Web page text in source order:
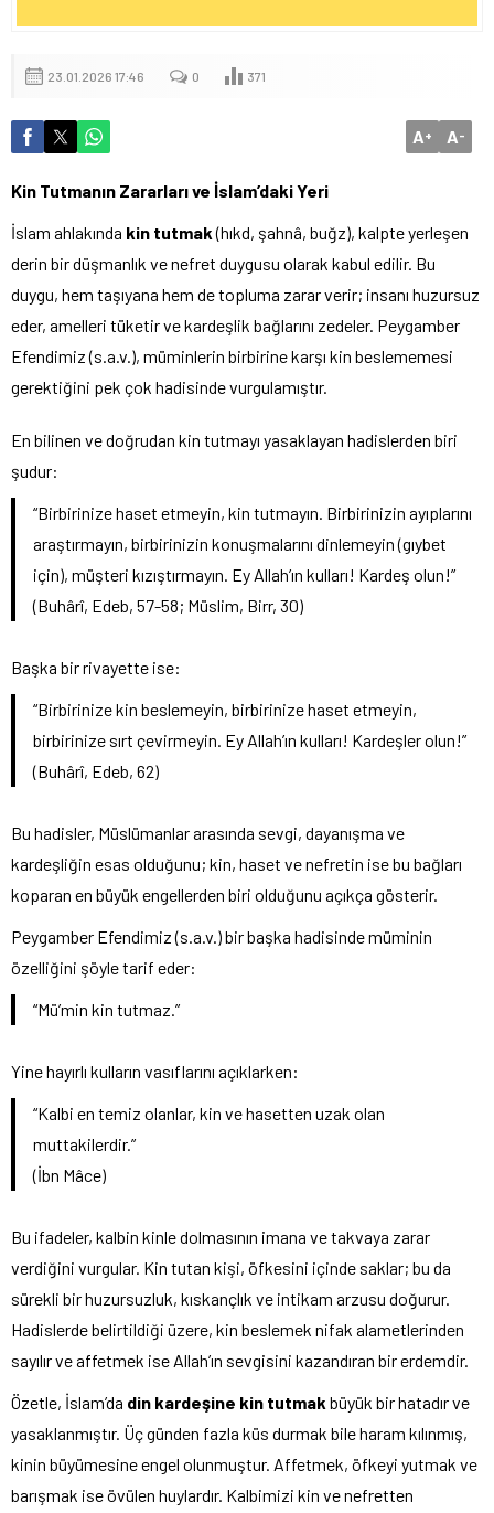
23.01.2026 17:46 0 371
A+ A-
Kin Tutmanın Zararları ve İslam’daki Yeri
İslam ahlakında kin tutmak(hıkd, şahnâ, buğz), kalpte yerleşen
derin bir düşmanlık ve nefret duygusu olarak kabul edilir. Bu
duygu, hem taşıyana hem de topluma zarar verir; insanı huzursuz
eder, amelleri tüketir ve kardeşlik bağlarını zedeler. Peygamber
Efendimiz (s.a.v.), müminlerin birbirine karşı kin beslememesi
gerektiğini pek çok hadisinde vurgulamıştır.
En bilinen ve doğrudan kin tutmayı yasaklayan hadislerden biri
şudur:
“Birbirinize haset etmeyin, kin tutmayın. Birbirinizin ayıplarını
araştırmayın, birbirinizin konuşmalarını dinlemeyin (gıybet
için), müşteri kızıştırmayın. Ey Allah’ın kulları! Kardeş olun!”
(Buhârî, Edeb, 57-58; Müslim, Birr, 30)
Başka bir rivayette ise:
“Birbirinize kin beslemeyin, birbirinize haset etmeyin,
birbirinize sırt çevirmeyin. Ey Allah’ın kulları! Kardeşler olun!”
(Buhârî, Edeb, 62)
Bu hadisler, Müslümanlar arasında sevgi, dayanışma ve
kardeşliğin esas olduğunu; kin, haset ve nefretin ise bu bağları
koparan en büyük engellerden biri olduğunu açıkça gösterir.
Peygamber Efendimiz (s.a.v.) bir başka hadisinde müminin
özelliğini şöyle tarif eder:
“Mü’min kin tutmaz.”
Yine hayırlı kulların vasıflarını açıklarken:
“Kalbi en temiz olanlar, kin ve hasetten uzak olan
muttakilerdir.”
(İbn Mâce)
Bu ifadeler, kalbin kinle dolmasının imana ve takvaya zarar
verdiğini vurgular. Kin tutan kişi, öfkesini içinde saklar; bu da
sürekli bir huzursuzluk, kıskançlık ve intikam arzusu doğurur.
Hadislerde belirtildiği üzere, kin beslemek nifak alametlerinden
sayılır ve affetmek ise Allah’ın sevgisini kazandıran bir erdemdir.
Özetle, İslam’da din kardeşine kin tutmak büyük bir hatadır ve
yasaklanmıştır. Üç günden fazla küs durmak bile haram kılınmış,
kinin büyümesine engel olunmuştur. Affetmek, öfkeyi yutmak ve
barışmak ise övülen huylardır. Kalbimizi kin ve nefretten